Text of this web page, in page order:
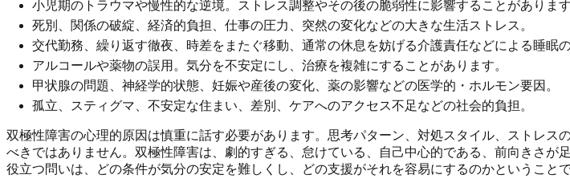
小児期のトラウマや慢性的な逆境。ストレス調整やその後の脆弱性に影響することがあります
死別、関係の破綻、経済的負担、仕事の圧力、突然の変化などの大きな生活ストレス。
交代勤務、繰り返す徹夜、時差をまたぐ移動、通常の休息を妨げる介護責任などによる睡眠の
アルコールや薬物の誤用。気分を不安定にし、治療を複雑にすることがあります。
甲状腺の問題、神経学的状態、妊娠や産後の変化、薬の影響などの医学的・ホルモン要因。
孤立、スティグマ、不安定な住まい、差別、ケアへのアクセス不足などの社会的負担。
双極性障害の心理的原因は慎重に話す必要があります。思考パターン、対処スタイル、ストレ
べきではありません。双極性障害は、劇的すぎる、怠けている、自己中心的である、前向きさ
役立つ問いは、どの条件が気分の安定を難しくし、どの支援がそれを容易にするのかということで